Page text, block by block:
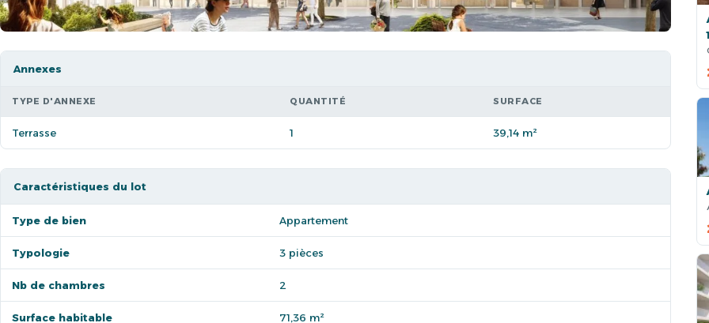
Annexes
TYPE D'ANNEXE QUANTITÉ SURFACE
Terrasse 1 39,14 m²
Caractéristiques du lot
Type de bien Appartement
Typologie 3 pièces
Nb de chambres 2
Surface habitable 71,36 m²